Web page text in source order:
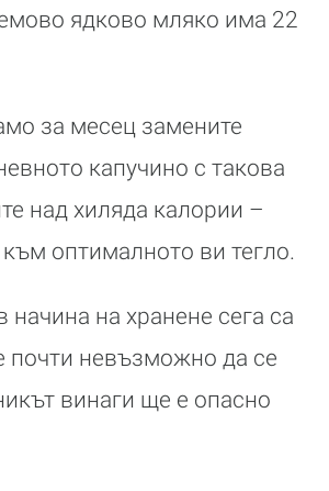
ядково мляко има 22
за месец замените
капучино с такова
над хиляда калории –
оптималното ви тегло.
на хранене сега са
почти невъзможно да се
винаги ще е опасно